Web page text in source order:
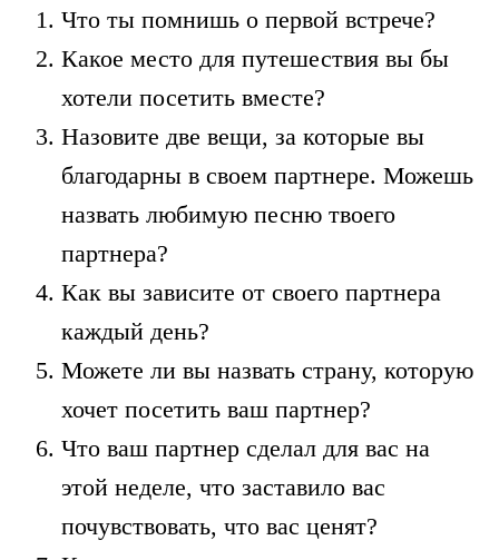
Что ты помнишь о первой встрече?
Какое место для путешествия вы бы
хотели посетить вместе?
Назовите две вещи, за которые вы
благодарны в своем партнере. Можешь
назвать любимую песню твоего
партнера?
Как вы зависите от своего партнера
каждый день?
Можете ли вы назвать страну, которую
хочет посетить ваш партнер?
Что ваш партнер сделал для вас на
этой неделе, что заставило вас
почувствовать, что вас ценят?